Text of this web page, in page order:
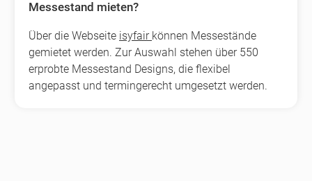
Messestand mieten?
Über die Webseite isyfair können Messestände
gemietet werden. Zur Auswahl stehen über 550
erprobte Messestand Designs, die flexibel
angepasst und termingerecht umgesetzt werden.